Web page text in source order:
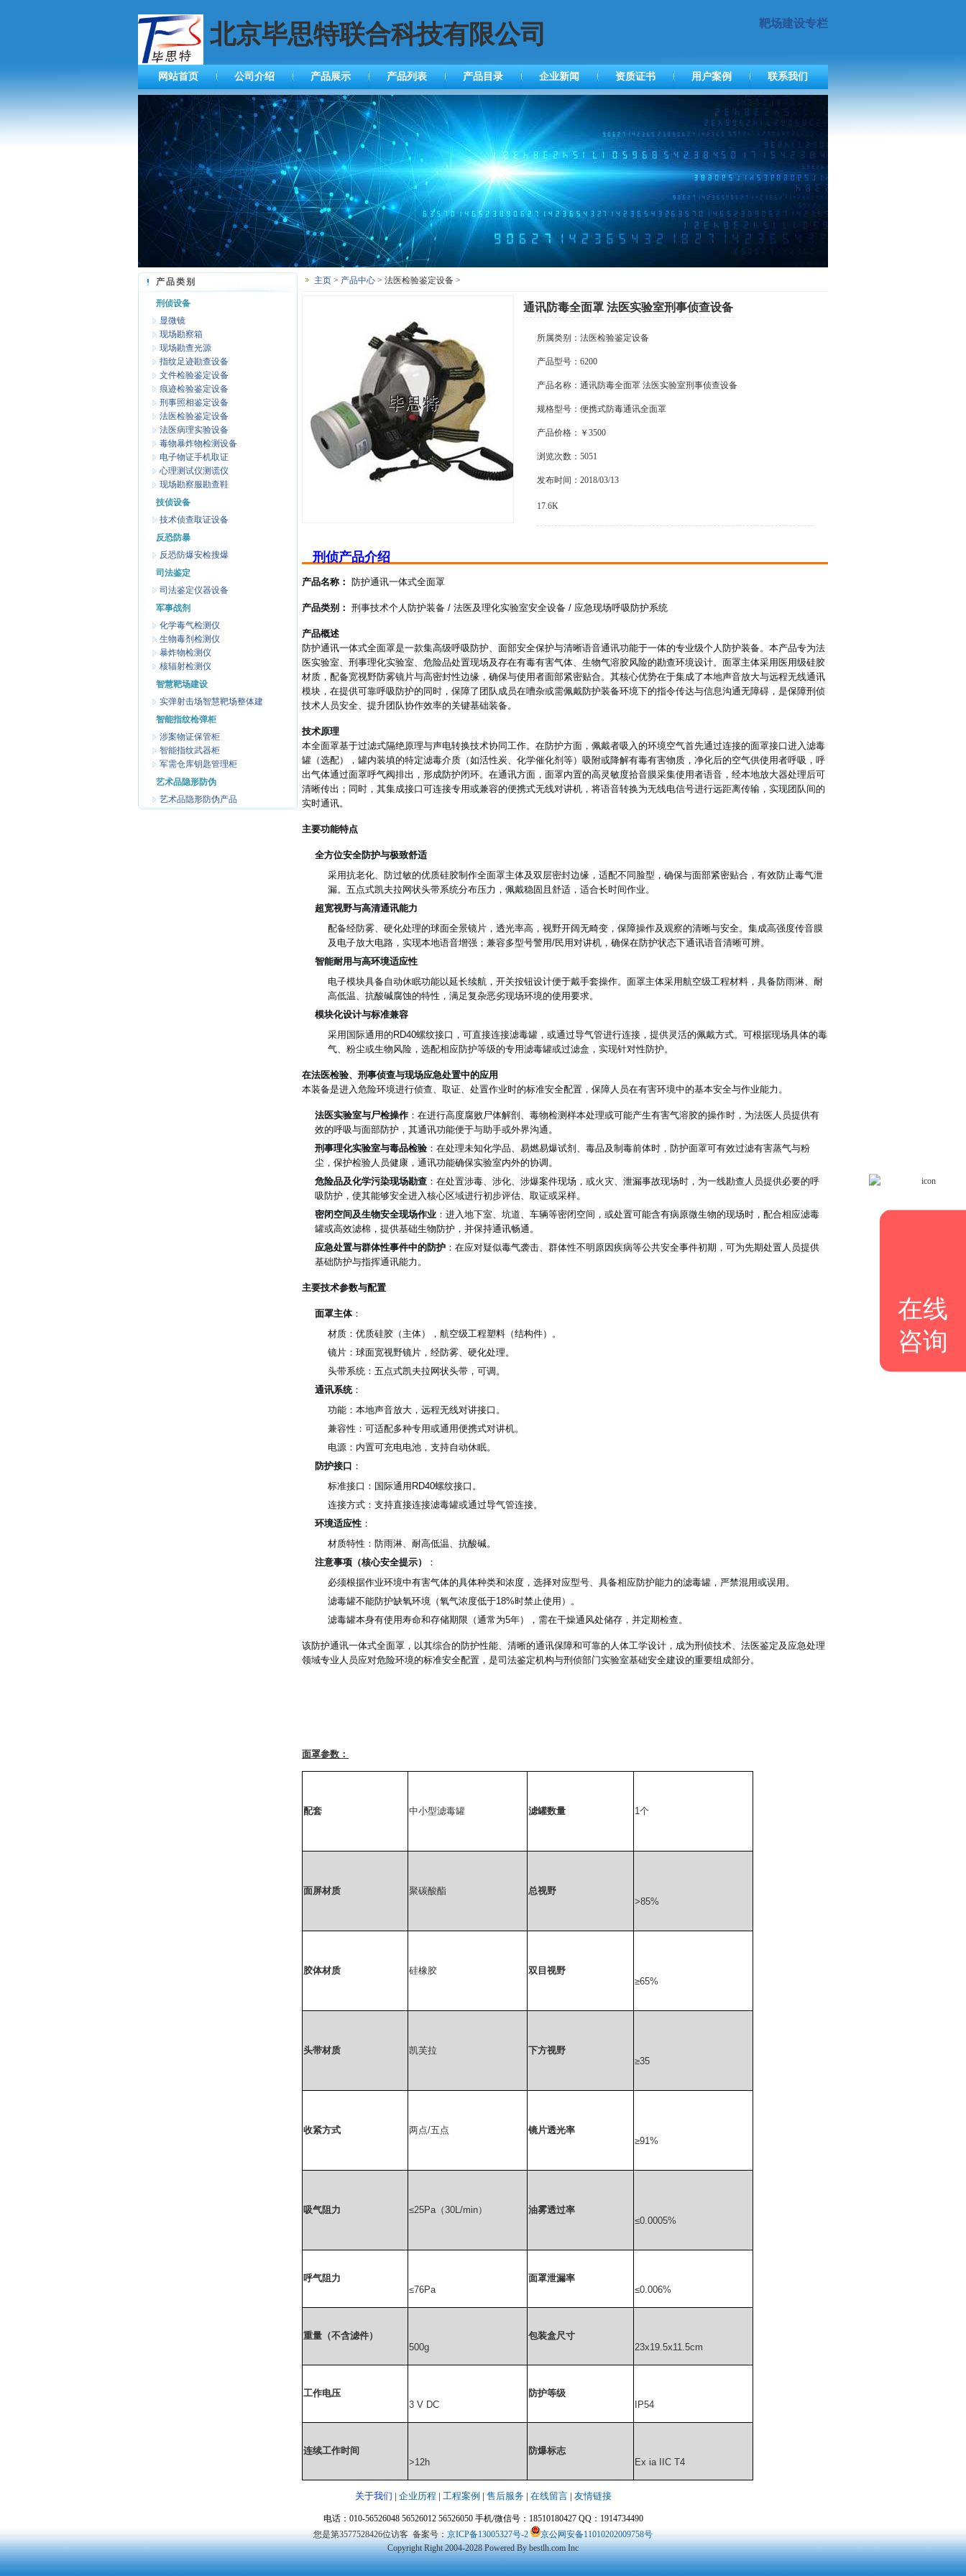
北京毕思特联合科技有限公司 靶场建设专栏
网站首页 公司介绍 产品展示 产品列表 产品目录 企业新闻 资质证书 用户案例 联系我们
产品类别
刑侦设备
显微镜
现场勘察箱
现场勘查光源
指纹足迹勘查设备
文件检验鉴定设备
痕迹检验鉴定设备
刑事照相鉴定设备
法医检验鉴定设备
法医病理实验设备
毒物暴炸物检测设备
电子物证手机取证
心理测试仪测谎仪
现场勘察服勘查鞋
技侦设备
技术侦查取证设备
反恐防暴
反恐防爆安检搜爆
司法鉴定
司法鉴定仪器设备
军事战剂
化学毒气检测仪
生物毒剂检测仪
暴炸物检测仪
核辐射检测仪
智慧靶场建设
实弹射击场智慧靶场整体建
智能指纹枪弹柜
涉案物证保管柜
智能指纹武器柜
军需仓库钥匙管理柜
艺术品隐形防伪
艺术品隐形防伪产品
主页 > 产品中心 > 法医检验鉴定设备 >
通讯防毒全面罩 法医实验室刑事侦查设备
所属类别：法医检验鉴定设备
产品型号：6200
产品名称：通讯防毒全面罩 法医实验室刑事侦查设备
规格型号：便携式防毒通讯全面罩
产品价格：￥3500
浏览次数：5051
发布时间：2018/03/13
17.6K
刑侦产品介绍
产品名称： 防护通讯一体式全面罩
产品类别： 刑事技术个人防护装备 / 法医及理化实验室安全设备 / 应急现场呼吸防护系统
产品概述
防护通讯一体式全面罩是一款集高级呼吸防护、面部安全保护与清晰语音通讯功能于一体的专业级个人防护装备。本产品专为法
医实验室、刑事理化实验室、危险品处置现场及存在有毒有害气体、生物气溶胶风险的勘查环境设计。面罩主体采用医用级硅胶
材质，配备宽视野防雾镜片与高密封性边缘，确保与使用者面部紧密贴合。其核心优势在于集成了本地声音放大与远程无线通讯
模块，在提供可靠呼吸防护的同时，保障了团队成员在嘈杂或需佩戴防护装备环境下的指令传达与信息沟通无障碍，是保障刑侦
技术人员安全、提升团队协作效率的关键基础装备。
技术原理
本全面罩基于过滤式隔绝原理与声电转换技术协同工作。在防护方面，佩戴者吸入的环境空气首先通过连接的面罩接口进入滤毒
罐（选配），罐内装填的特定滤毒介质（如活性炭、化学催化剂等）吸附或降解有毒有害物质，净化后的空气供使用者呼吸，呼
出气体通过面罩呼气阀排出，形成防护闭环。在通讯方面，面罩内置的高灵敏度拾音膜采集使用者语音，经本地放大器处理后可
清晰传出；同时，其集成接口可连接专用或兼容的便携式无线对讲机，将语音转换为无线电信号进行远距离传输，实现团队间的
实时通讯。
主要功能特点
全方位安全防护与极致舒适
采用抗老化、防过敏的优质硅胶制作全面罩主体及双层密封边缘，适配不同脸型，确保与面部紧密贴合，有效防止毒气泄
漏。五点式凯夫拉网状头带系统分布压力，佩戴稳固且舒适，适合长时间作业。
超宽视野与高清通讯能力
配备经防雾、硬化处理的球面全景镜片，透光率高，视野开阔无畸变，保障操作及观察的清晰与安全。集成高强度传音膜
及电子放大电路，实现本地语音增强；兼容多型号警用/民用对讲机，确保在防护状态下通讯语音清晰可辨。
智能耐用与高环境适应性
电子模块具备自动休眠功能以延长续航，开关按钮设计便于戴手套操作。面罩主体采用航空级工程材料，具备防雨淋、耐
高低温、抗酸碱腐蚀的特性，满足复杂恶劣现场环境的使用要求。
模块化设计与标准兼容
采用国际通用的RD40螺纹接口，可直接连接滤毒罐，或通过导气管进行连接，提供灵活的佩戴方式。可根据现场具体的毒
气、粉尘或生物风险，选配相应防护等级的专用滤毒罐或过滤盒，实现针对性防护。
在法医检验、刑事侦查与现场应急处置中的应用
本装备是进入危险环境进行侦查、取证、处置作业时的标准安全配置，保障人员在有害环境中的基本安全与作业能力。
法医实验室与尸检操作 ：在进行高度腐败尸体解剖、毒物检测样本处理或可能产生有害气溶胶的操作时，为法医人员提供有
效的呼吸与面部防护，其通讯功能便于与助手或外界沟通。
刑事理化实验室与毒品检验：在处理未知化学品、易燃易爆试剂、毒品及制毒前体时，防护面罩可有效过滤有害蒸气与粉
尘，保护检验人员健康，通讯功能确保实验室内外的协调。
危险品及化学污染现场勘查 ：在处置涉毒、涉化、涉爆案件现场，或火灾、泄漏事故现场时，为一线勘查人员提供必要的呼
吸防护，使其能够安全进入核心区域进行初步评估、取证或采样。
密闭空间及生物安全现场作业 ：进入地下室、坑道、车辆等密闭空间，或处置可能含有病原微生物的现场时，配合相应滤毒
罐或高效滤棉，提供基础生物防护，并保持通讯畅通。
应急处置与群体性事件中的防护 ：在应对疑似毒气袭击、群体性不明原因疾病等公共安全事件初期，可为先期处置人员提供
基础防护与指挥通讯能力。
主要技术参数与配置
面罩主体：
材质：优质硅胶（主体），航空级工程塑料（结构件）。
镜片：球面宽视野镜片，经防雾、硬化处理。
头带系统：五点式凯夫拉网状头带，可调。
通讯系统：
功能：本地声音放大，远程无线对讲接口。
兼容性：可适配多种专用或通用便携式对讲机。
电源：内置可充电电池，支持自动休眠。
防护接口 ：
标准接口：国际通用RD40螺纹接口。
连接方式：支持直接连接滤毒罐或通过导气管连接。
环境适应性 ：
材质特性：防雨淋、耐高低温、抗酸碱。
注意事项（核心安全提示）
：
必须根据作业环境中有害气体的具体种类和浓度，选择对应型号、具备相应防护能力的滤毒罐，严禁混用或误用。
滤毒罐不能防护缺氧环境（氧气浓度低于18%时禁止使用）。
滤毒罐本身有使用寿命和存储期限（通常为5年），需在干燥通风处储存，并定期检查。
该防护通讯一体式全面罩，以其综合的防护性能、清晰的通讯保障和可靠的人体工学设计，成为刑侦技术、法医鉴定及应急处理
领域专业人员应对危险环境的标准安全配置，是司法鉴定机构与刑侦部门实验室基础安全建设的重要组成部分。
面罩参数：
配套 中小型滤毒罐 滤罐数量 1个
面屏材质 聚碳酸酯
总视野
>85%
胶体材质 硅橡胶
双目视野
≥65%
头带材质 凯芙拉
下方视野
≥35
收紧方式 两点/五点
镜片透光率
≥91%
吸气阻力 ≤25Pa（30L/min）
油雾透过率
≤0.0005%
呼气阻力
≤76Pa
面罩泄漏率
≤0.006%
重量（不含滤件）
500g
包装盒尺寸
23x19.5x11.5cm
工作电压
3 V DC
防护等级
IP54
连续工作时间
>12h
防爆标志
Ex ia IIC T4
关于我们 | 企业历程 | 工程案例 | 售后服务| 在线留言| 友情链接
电话：010-56526048 56526012 56526050 手机/微信号：18510180427 QQ：1914734490
您是第3577528426位访客 备案号： 京ICP备13005327号-2
京公网安备11010202009758号
Copyright Right 2004-2028 Powered By bestlh.com Inc
在线
咨询